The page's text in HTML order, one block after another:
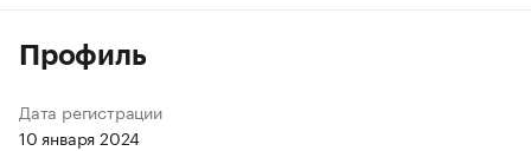
Профиль
Дата регистрации
10 января 2024